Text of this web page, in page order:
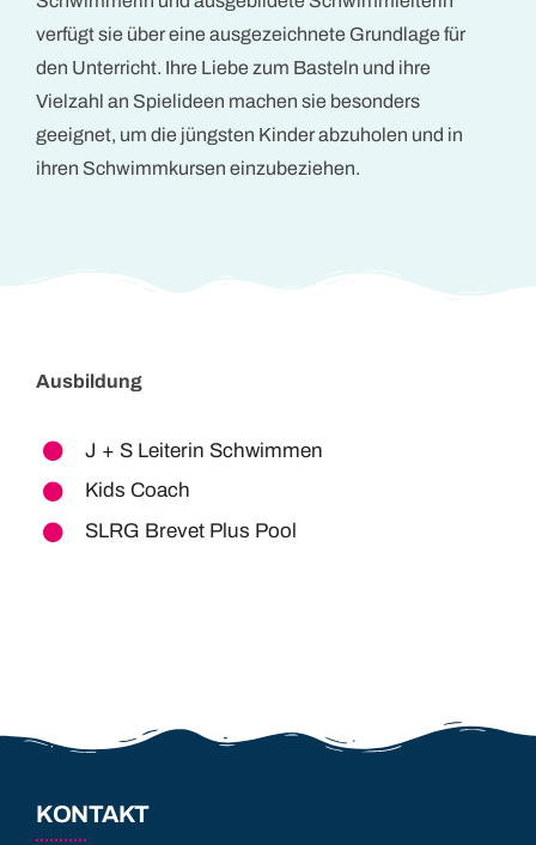
verfügt sie über eine ausgezeichnete Grundlage für
den Unterricht. Ihre Liebe zum Basteln und ihre
Vielzahl an Spielideen machen sie besonders
geeignet, um die jüngsten Kinder abzuholen und in
ihren Schwimmkursen einzubeziehen.
Ausbildung
J + S Leiterin Schwimmen
Kids Coach
SLRG Brevet Plus Pool
KONTAKT